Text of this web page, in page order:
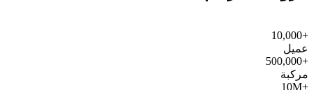
+10,000
عميل
+500,000
مركبة
+10M